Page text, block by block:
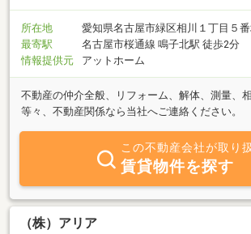
所在地
愛知県名古屋市緑区相川１丁目５
最寄駅
名古屋市桜通線 鳴子北駅 徒歩2分
情報提供元
アットホーム
不動産の仲介全般、リフォーム、解体、測量、
等々、不動産関係なら当社へご連絡ください。
この不動産会社が取り
賃貸物件を探す
（株）アリア